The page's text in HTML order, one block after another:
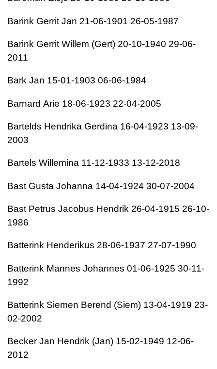
Barink Gerrit Jan 21-06-1901 26-05-1987
Barink Gerrit Willem (Gert) 20-10-1940 29-06-
2011
Bark Jan 15-01-1903 06-06-1984
Barnard Arie 18-06-1923 22-04-2005
Bartelds Hendrika Gerdina 16-04-1923 13-09-
2003
Bartels Willemina 11-12-1933 13-12-2018
Bast Gusta Johanna 14-04-1924 30-07-2004
Bast Petrus Jacobus Hendrik 26-04-1915 26-10-
1986
Batterink Henderikus 28-06-1937 27-07-1990
Batterink Mannes Johannes 01-06-1925 30-11-
1992
Batterink Siemen Berend (Siem) 13-04-1919 23-
02-2002
Becker Jan Hendrik (Jan) 15-02-1949 12-06-
2012